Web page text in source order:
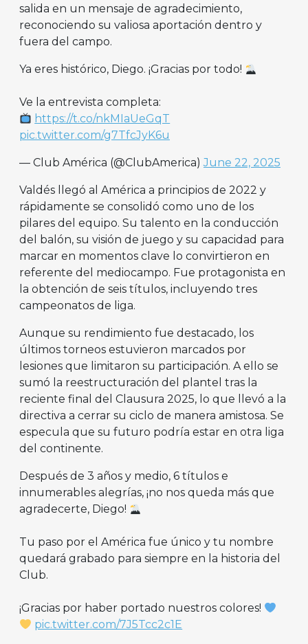
salida en un mensaje de agradecimiento,
reconociendo su valiosa aportación dentro y
fuera del campo.
Ya eres histórico, Diego. ¡Gracias por todo!
Ve la entrevista completa:
https://t.co/nkMIaUeGqT
pic.twitter.com/g7TfcJyK6u
— Club América (@ClubAmerica)June 22, 2025
Valdés llegó al América a principios de 2022 y
rápidamente se consolidó como uno de los
pilares del equipo. Su talento en la conducción
del balón, su visión de juego y su capacidad para
marcar en momentos clave lo convirtieron en
referente del mediocampo. Fue protagonista en
la obtención de seis títulos, incluyendo tres
campeonatos de liga.
Aunque su rendimiento fue destacado, los
últimos torneos estuvieron marcados por
lesiones que limitaron su participación. A ello se
sumó la reestructuración del plantel tras la
reciente final del Clausura 2025, lo que llevó a la
directiva a cerrar su ciclo de manera amistosa. Se
especula que su futuro podría estar en otra liga
del continente.
Después de 3 años y medio, 6 títulos e
innumerables alegrías, ¡no nos queda más que
agradecerte, Diego!
Tu paso por el América fue único y tu nombre
quedará grabado para siempre en la historia del
Club.
¡Gracias por haber portado nuestros colores!
pic.twitter.com/7J5Tcc2c1E